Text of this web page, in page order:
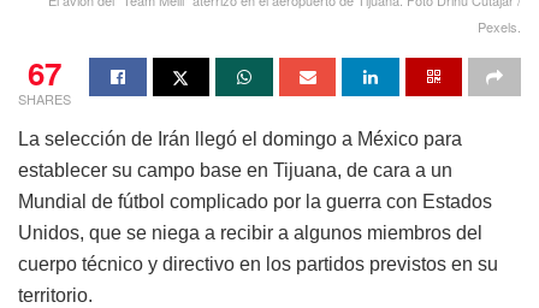
Pexels.
67
SHARES
La selección de Irán llegó el domingo a México para
establecer su campo base en Tijuana, de cara a un
Mundial de fútbol complicado por la guerra con Estados
Unidos, que se niega a recibir a algunos miembros del
cuerpo técnico y directivo en los partidos previstos en su
territorio.